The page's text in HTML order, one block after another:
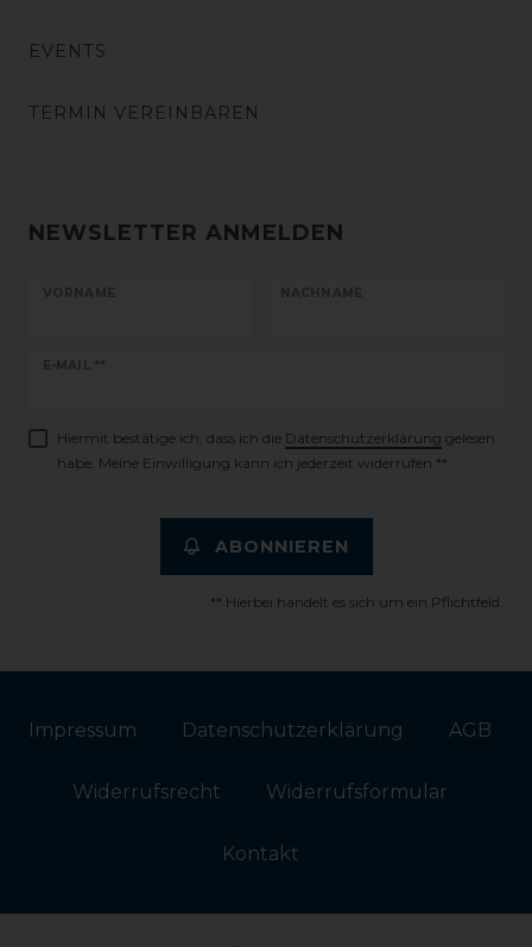
EVENTS
TERMIN VEREINBAREN
NEWSLETTER ANMELDEN
VORNAME NACHNAME
E-MAIL **
Newsletter
Hiermit bestätige ich, dass ich die Daten­schutz­erklärung gelesen
habe. Meine Einwilligung kann ich jederzeit widerrufen.**
ABONNIEREN
** Hierbei handelt es sich um ein Pflichtfeld.
Impressum Daten­schutz­erklärung AGB
Widerrufs­recht Widerrufs­formular
Kontakt